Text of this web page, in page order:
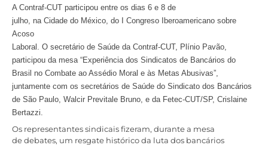
A Contraf-CUT participou entre os dias 6 e 8 de
julho, na Cidade do México, do I Congreso Iberoamericano sobre
Acoso
Laboral. O secretário de Saúde da Contraf-CUT, Plínio Pavão,
participou da mesa “Experiência dos Sindicatos de Bancários do
Brasil no Combate ao Assédio Moral e às Metas Abusivas”,
juntamente com os secretários de Saúde do Sindicato dos Bancários
de São Paulo, Walcir Previtale Bruno, e da Fetec-CUT/SP, Crislaine
Bertazzi.
Os representantes sindicais fizeram, durante a mesa
de debates, um resgate histórico da luta dos bancários